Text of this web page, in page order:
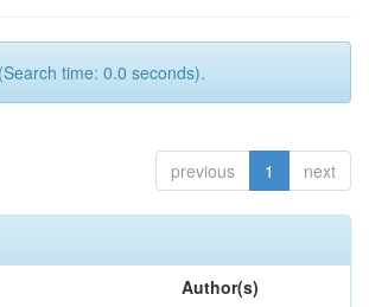
time: 0.0 seconds).
previous 1 next
Author(s)